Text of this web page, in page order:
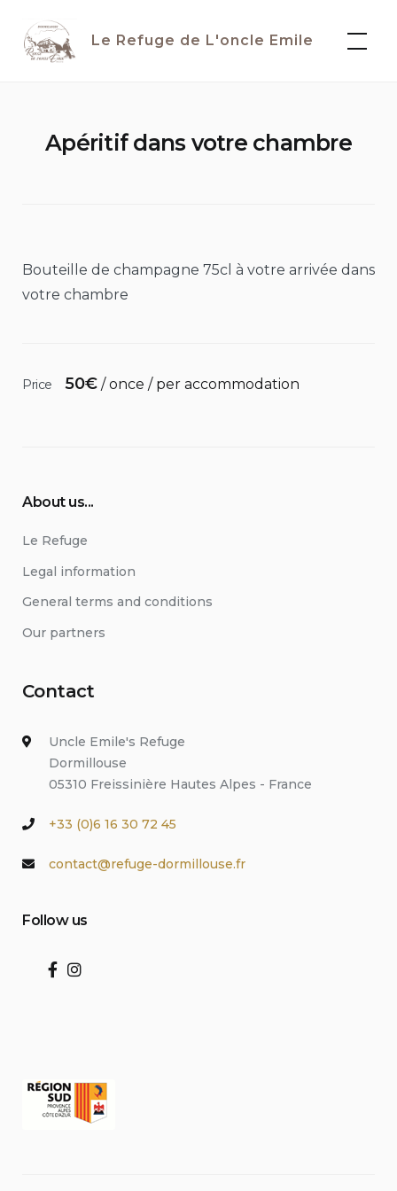
content
Le Refuge de L'oncle Emile
Apéritif dans votre chambre
Bouteille de champagne 75cl à votre arrivée dans
votre chambre
Price 50€/ once / per accommodation
About us...
Le Refuge
Legal information
General terms and conditions
Our partners
Contact
Uncle Emile's Refuge
Dormillouse
05310 Freissinière Hautes Alpes - France
+33 (0)6 16 30 72 45
contact@refuge-dormillouse.fr
Follow us